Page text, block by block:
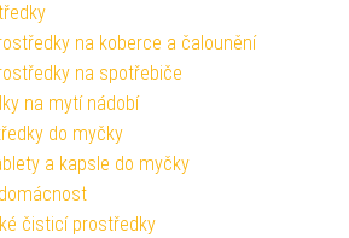
na koberce a čalounění
na spotřebiče
na mytí nádobí
do myčky
a kapsle do myčky
čisticí prostředky